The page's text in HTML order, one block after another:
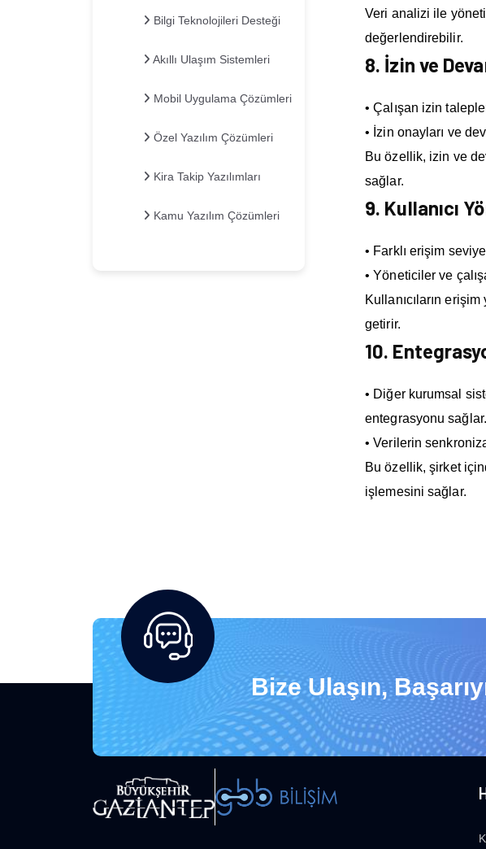
Bilgi Teknolojileri Desteği
Akıllı Ulaşım Sistemleri
Mobil Uygulama Çözümleri
Özel Yazılım Çözümleri
Kira Takip Yazılımları
Kamu Yazılım Çözümleri
Veri analizi ile
değerlendirebilir.
8. İzin ve
• Çalışan izin
• İzin onayları ve
Bu özellik, izin ve
sağlar.
9. Kullanıcı
• Farklı erişim
• Yöneticiler ve
Kullanıcıların
getirir.
10.
• Diğer kurumsal
entegrasyonu sağlar.
• Verilerin
Bu özellik, şirket
işlemesini sağlar.
Bize Ulaşın,